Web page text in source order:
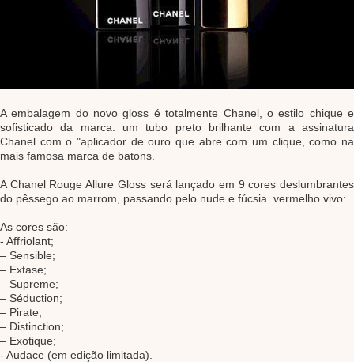
A embalagem do novo gloss é totalmente Chanel, o estilo chique e
sofisticado da marca: um tubo preto brilhante com a assinatura
Chanel com o "aplicador de ouro que abre com um clique, como na
mais famosa marca de batons.
A Chanel Rouge Allure Gloss será lançado em 9 cores deslumbrantes
do pêssego ao marrom, passando pelo nude e fúcsia vermelho vivo:
As cores são:
- Affriolant;
– Sensible;
– Extase;
– Supreme;
– Séduction;
– Pirate;
– Distinction;
– Exotique;
- Audace (em edição limitada).